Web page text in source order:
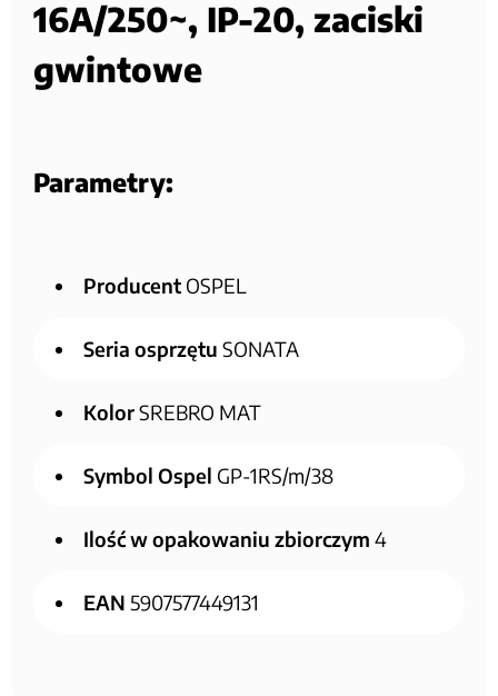
16A/250~, IP-20, zaciski
gwintowe
Parametry:
Producent OSPEL
Seria osprzętu SONATA
KolorSREBRO MAT
Symbol Ospel GP-1RS/m/38
Ilość w opakowaniu zbiorczym 4
EAN 5907577449131